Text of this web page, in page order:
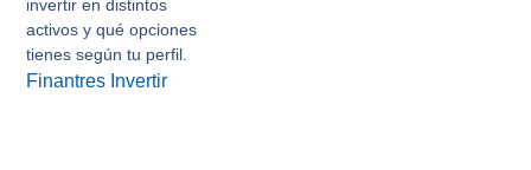
invertir en distintos
activos y qué opciones
tienes según tu perfil.
Finantres Invertir